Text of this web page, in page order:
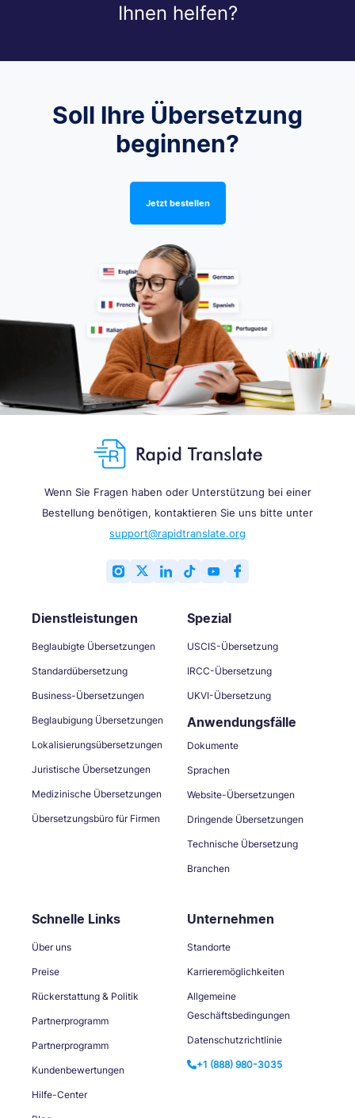
Ihnen helfen?
Soll Ihre Übersetzung
beginnen?
Jetzt bestellen
Wenn Sie Fragen haben oder Unterstützung bei einer
Bestellung benötigen, kontaktieren Sie uns bitte unter
support@rapidtranslate.org
Dienstleistungen
Beglaubigte Übersetzungen
Standardübersetzung
Business-Übersetzungen
Beglaubigung Übersetzungen
Lokalisierungsübersetzungen
Juristische Übersetzungen
Medizinische Übersetzungen
Übersetzungsbüro für Firmen
Spezial
USCIS-Übersetzung
IRCC-Übersetzung
UKVI-Übersetzung
Anwendungsfälle
Dokumente
Sprachen
Website-Übersetzungen
Dringende Übersetzungen
Technische Übersetzung
Branchen
Schnelle Links
Über uns
Preise
Rückerstattung & Politik
Partnerprogramm
Partnerprogramm
Kundenbewertungen
Hilfe-Center
Unternehmen
Standorte
Karrieremöglichkeiten
Allgemeine
Geschäftsbedingungen
Datenschutzrichtlinie
+1 (888) 980-3035